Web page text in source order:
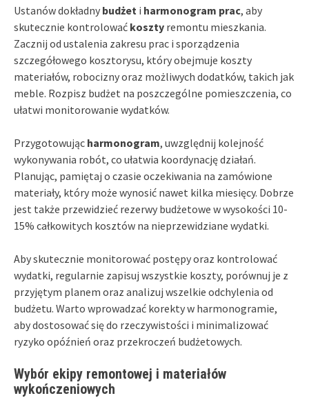
Ustanów dokładny budżet i harmonogram prac, aby
skutecznie kontrolować koszty remontu mieszkania.
Zacznij od ustalenia zakresu prac i sporządzenia
szczegółowego kosztorysu, który obejmuje koszty
materiałów, robocizny oraz możliwych dodatków, takich jak
meble. Rozpisz budżet na poszczególne pomieszczenia, co
ułatwi monitorowanie wydatków.
Przygotowując harmonogram, uwzględnij kolejność
wykonywania robót, co ułatwia koordynację działań.
Planując, pamiętaj o czasie oczekiwania na zamówione
materiały, który może wynosić nawet kilka miesięcy. Dobrze
jest także przewidzieć rezerwy budżetowe w wysokości 10-
15% całkowitych kosztów na nieprzewidziane wydatki.
Aby skutecznie monitorować postępy oraz kontrolować
wydatki, regularnie zapisuj wszystkie koszty, porównuj je z
przyjętym planem oraz analizuj wszelkie odchylenia od
budżetu. Warto wprowadzać korekty w harmonogramie,
aby dostosować się do rzeczywistości i minimalizować
ryzyko opóźnień oraz przekroczeń budżetowych.
Wybór ekipy remontowej i materiałów
wykończeniowych